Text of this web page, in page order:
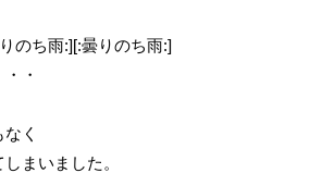
ち雨:][:曇りのち雨:]
・
く
まいました。